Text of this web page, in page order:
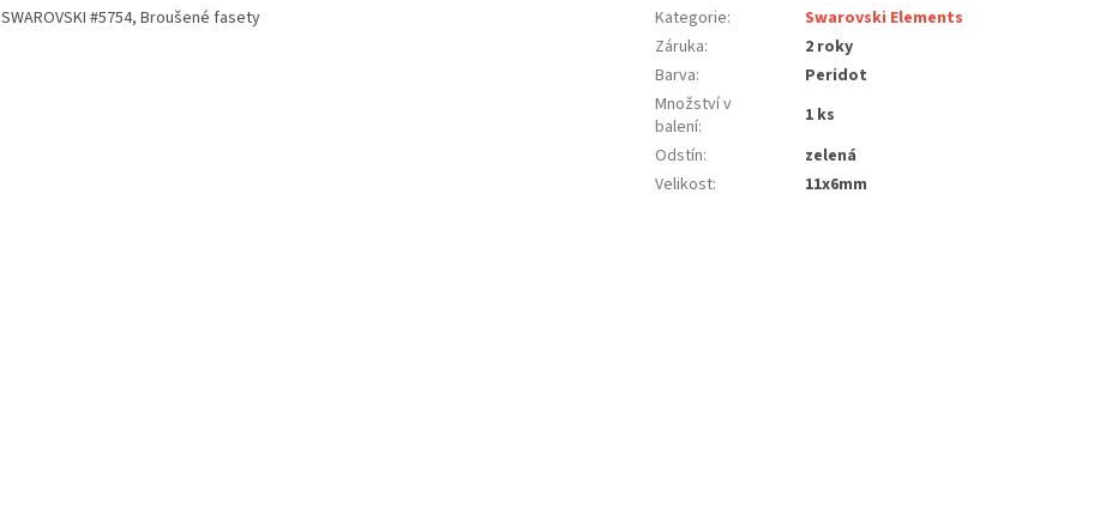
SWAROVSKI #5754, Broušené fasety Kategorie:
Swarovski Elements
Záruka:
2 roky
Barva:
Peridot
Množství v
balení:
1 ks
Odstín:
zelená
Velikost: 11x6mm